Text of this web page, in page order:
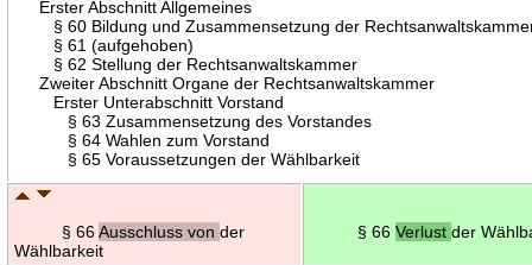
Erster Abschnitt Allgemeines
§ 60 Bildung und Zusammensetzung der
§ 61 (aufgehoben)
§ 62 Stellung der Rechtsanwaltskammer
Zweiter Abschnitt Organe der Rechtsanwaltskammer
Erster Unterabschnitt Vorstand
§ 63 Zusammensetzung des Vorstandes
§ 64 Wahlen zum Vorstand
§ 65 Voraussetzungen der Wählbarkeit
§ 66Ausschluss vonder
Wählbarkeit
§ 66Verlustder